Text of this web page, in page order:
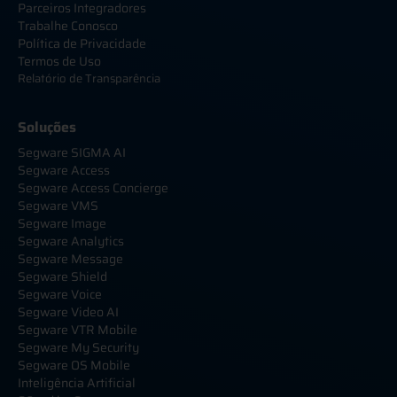
Parceiros Integradores
Trabalhe Conosco
Política de Privacidade
Termos de Uso
Relatório de Transparência
Soluções
Segware SIGMA AI
Segware Access
Segware Access Concierge
Segware VMS
Segware Image
Segware Analytics
Segware Message
Segware Shield
Segware Voice
Segware Video AI
Segware VTR Mobile
Segware My Security
Segware OS Mobile
Inteligência Artificial